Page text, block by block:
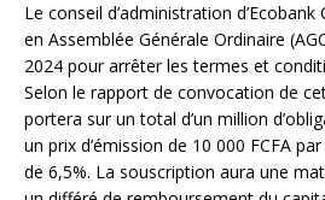
Le conseil d’administration d’Ecobank
en Assemblée Générale Ordinaire
2024 pour arrêter les termes et
Selon le rapport de convocation de
portera sur un total d’un million
un prix d’émission de 10 000 FCFA
de 6,5%. La souscription aura une